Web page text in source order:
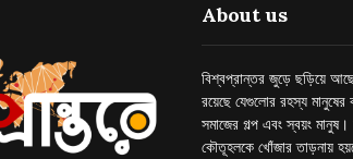
About us
বিশ্বপ্রান্তর জুড়ে ছড়িয়ে
রয়েছে যেগুলোর রহস্য
সমাজের গল্প এবং স্বয়ং
কৌতূহলকে খোঁজার তাড়নায়